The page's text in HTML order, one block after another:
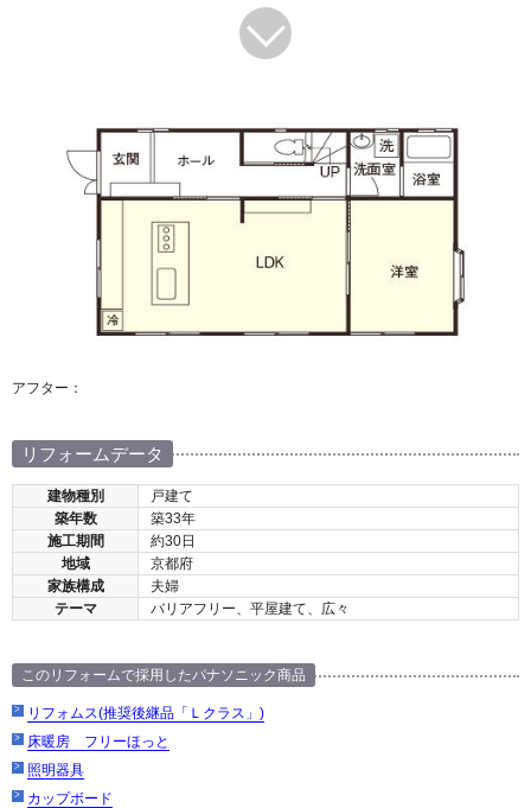
アフター：
リフォームデータ
建物種別
戸建て
築年数
築33年
施工期間
約30日
地域
京都府
家族構成
夫婦
テーマ
バリアフリー、平屋建て、広々
このリフォームで採用したパナソニック商品
リフォムス(推奨後継品「Ｌクラス」)
床暖房 フリーほっと
照明器具
カップボード